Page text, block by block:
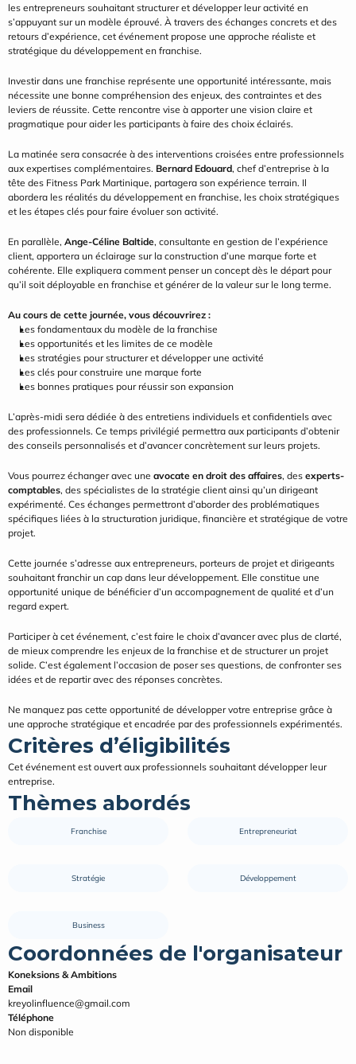
les entrepreneurs souhaitant structurer et développer leur activité en
s’appuyant sur un modèle éprouvé. À travers des échanges concrets et des
retours d’expérience, cet événement propose une approche réaliste et
stratégique du développement en franchise.
Investir dans une franchise représente une opportunité intéressante, mais
nécessite une bonne compréhension des enjeux, des contraintes et des
leviers de réussite. Cette rencontre vise à apporter une vision claire et
pragmatique pour aider les participants à faire des choix éclairés.
La matinée sera consacrée à des interventions croisées entre professionnels
aux expertises complémentaires. Bernard Edouard, chef d’entreprise à la
tête des Fitness Park Martinique, partagera son expérience terrain. Il
abordera les réalités du développement en franchise, les choix stratégiques
et les étapes clés pour faire évoluer son activité.
En parallèle, Ange-Céline Baltide, consultante en gestion de l’expérience
client, apportera un éclairage sur la construction d’une marque forte et
cohérente. Elle expliquera comment penser un concept dès le départ pour
qu’il soit déployable en franchise et générer de la valeur sur le long terme.
Au cours de cette journée, vous découvrirez :
Les fondamentaux du modèle de la franchise
Les opportunités et les limites de ce modèle
Les stratégies pour structurer et développer une activité
Les clés pour construire une marque forte
Les bonnes pratiques pour réussir son expansion
L’après-midi sera dédiée à des entretiens individuels et confidentiels avec
des professionnels. Ce temps privilégié permettra aux participants d’obtenir
des conseils personnalisés et d’avancer concrètement sur leurs projets.
Vous pourrez échanger avec une avocate en droit des affaires, des experts-
comptables, des spécialistes de la stratégie client ainsi qu’un dirigeant
expérimenté. Ces échanges permettront d’aborder des problématiques
spécifiques liées à la structuration juridique, financière et stratégique de votre
projet.
Cette journée s’adresse aux entrepreneurs, porteurs de projet et dirigeants
souhaitant franchir un cap dans leur développement. Elle constitue une
opportunité unique de bénéficier d’un accompagnement de qualité et d’un
regard expert.
Participer à cet événement, c’est faire le choix d’avancer avec plus de clarté,
de mieux comprendre les enjeux de la franchise et de structurer un projet
solide. C’est également l’occasion de poser ses questions, de confronter ses
idées et de repartir avec des réponses concrètes.
Ne manquez pas cette opportunité de développer votre entreprise grâce à
une approche stratégique et encadrée par des professionnels expérimentés.
Critères d’éligibilités
Cet événement est ouvert aux professionnels souhaitant développer leur
entreprise.
Thèmes abordés
Franchise Entrepreneuriat
Stratégie Développement
Business
Coordonnées de l'organisateur
Koneksions & Ambitions
Email
kreyolinfluence@gmail.com
Téléphone
Non disponible